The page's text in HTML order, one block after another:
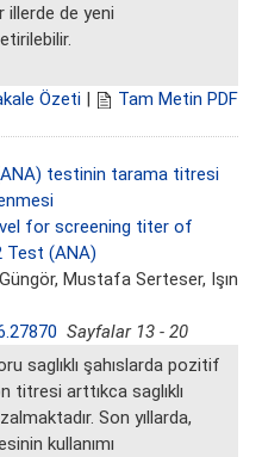
illerde de yeni
Özeti | Tam Metin PDF
testinin tarama titresi
for screening titer of
Test (ANA)
Mustafa Serteser, Işın
Sayfalar 13 - 20
saglıklı şahıslarda pozitif
titresi arttıkca saglıklı
Son yıllarda,
kullanımı